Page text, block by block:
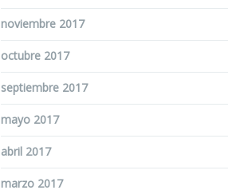
noviembre 2017
octubre 2017
septiembre 2017
mayo 2017
abril 2017
marzo 2017